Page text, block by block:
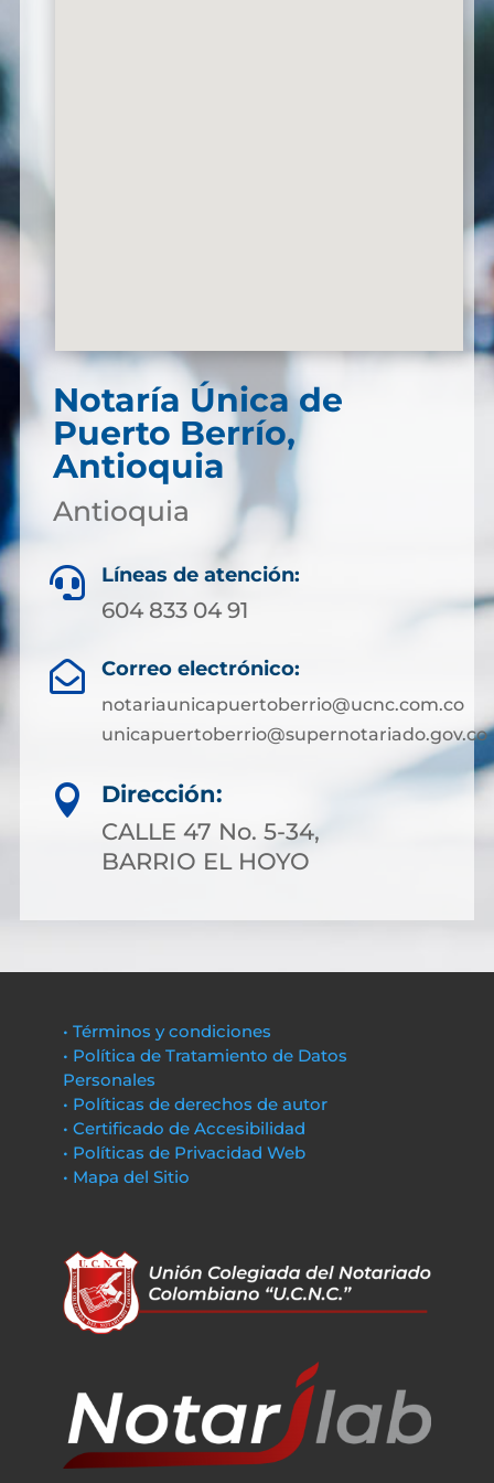
Notaría Única de
Puerto Berrío,
Antioquia
Antioquia
 Líneas de atención:
604 833 04 91
 Correo electrónico:
notariaunicapuertoberrio@ucnc.com.co
unicapuertoberrio@supernotariado.gov.co

Dirección:
CALLE 47 No. 5-34,
BARRIO EL HOYO
• Términos y condiciones
• Política de Tratamiento de Datos
Personales
• Políticas de derechos de autor
• Certificado de Accesibilidad
• Políticas de Privacidad Web
• Mapa del Sitio